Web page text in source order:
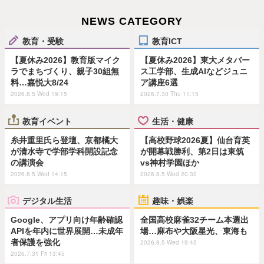
NEWS CATEGORY
教育・受験
【夏休み2026】教育版マイク
ラでまちづくり、親子30組無
料…嘉悦大8/24
2026.8.5 Wed 19:15
教育ICT
【夏休み2026】東大メタバー
ス工学部、生成AIなどジュニ
ア講座6選
2026.7.30 Thu 11:15
教育イベント
糸井重里氏ら登壇、京都橘大
が清水寺で学部学科開設記念
の講演会
2026.8.5 Wed 14:15
生活・健康
【高校野球2026夏】仙台育英
が開幕戦勝利、第2日は東筑
vs神村学園ほか
2026.8.5 Wed 20:32
デジタル生活
Google、アプリ向け年齢確認
APIを年内に世界展開…未成年
者保護を強化
2026.7.31 Fri 13:45
趣味・娯楽
全国高校麻雀32チーム本選出
場…麻布や大阪星光、東海も
2026.8.5 Wed 19:45